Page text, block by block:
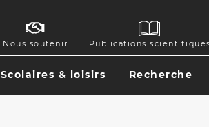
Nous soutenir Publications scientifiques
Scolaires & loisirs Recherche